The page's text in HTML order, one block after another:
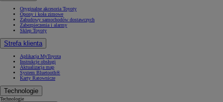
Oryginalne akcesoria Toyoty
Opony i koła zimowe
Zabudowy samochodów dostawczych
Zabezpieczenia i alarmy
Sklep Toyoty
Strefa klienta
Aplikacja MyToyota
Instrukcje obsługi
Aktualizacja map
System Bluetooth®
Karty Ratownicze
Technologie
Technologie